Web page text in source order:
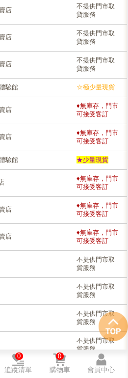
店
不提供門市取
貨服務
店
不提供門市取
貨服務
店
不提供門市取
貨服務
驗館 ☆極少量現貨
店
♦無庫存，門市
可接受客訂
店
♦無庫存，門市
可接受客訂
驗館 ★少量現貨
♦無庫存，門市
可接受客訂
店
♦無庫存，門市
可接受客訂
店
♦無庫存，門市
可接受客訂
不提供門市取
貨服務
不提供門市取
貨服務
不提供門市取
貨服務
不提供門市取
貨服務
不提供門市取
追蹤清單
0
購物車
0
會員中心